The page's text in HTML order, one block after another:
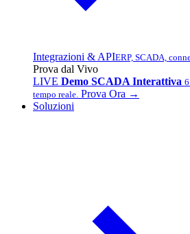
Integrazioni & APIERP, SCADA,
Prova dal Vivo
LIVE Demo SCADA Interattiva
tempo reale. Prova Ora →
Soluzioni